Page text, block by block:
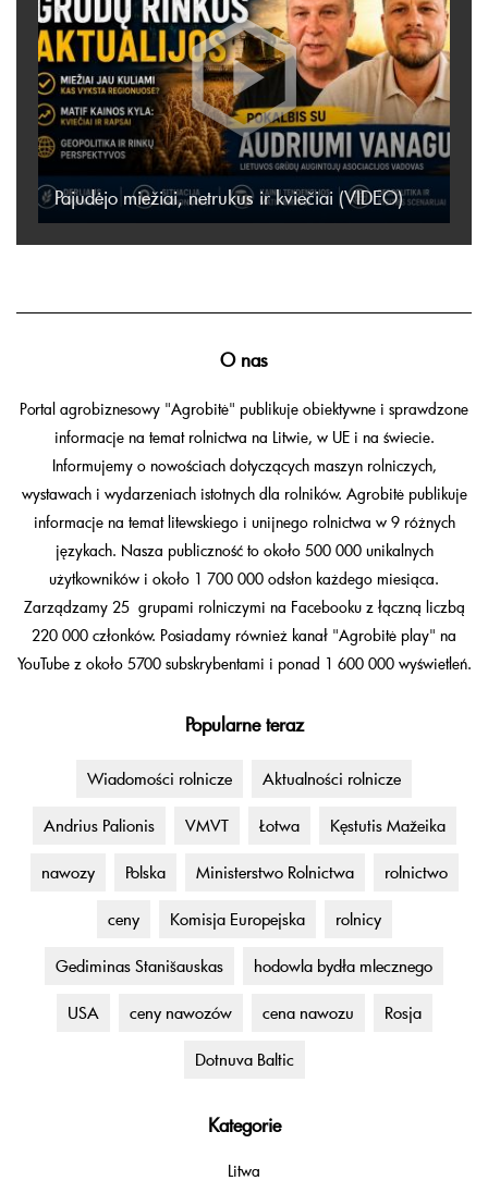
Pajudėjo miežiai, netrukus ir kviečiai (VIDEO)
O nas
Portal agrobiznesowy "Agrobitė" publikuje obiektywne i sprawdzone
informacje na temat rolnictwa na Litwie, w UE i na świecie.
Informujemy o nowościach dotyczących maszyn rolniczych,
wystawach i wydarzeniach istotnych dla rolników. Agrobitė publikuje
informacje na temat litewskiego i unijnego rolnictwa w 9 różnych
językach. Nasza publiczność to około 500 000 unikalnych
użytkowników i około 1 700 000 odsłon każdego miesiąca.
Zarządzamy 25 grupami rolniczymi na Facebooku z łączną liczbą
220 000 członków. Posiadamy również kanał "Agrobitė play" na
YouTube z około 5700 subskrybentami i ponad 1 600 000 wyświetleń.
Popularne teraz
Wiadomości rolnicze Aktualności rolnicze
Andrius Palionis VMVT Łotwa Kęstutis Mažeika
nawozy Polska Ministerstwo Rolnictwa rolnictwo
ceny Komisja Europejska rolnicy
Gediminas Stanišauskas hodowla bydła mlecznego
USA ceny nawozów cena nawozu Rosja
Dotnuva Baltic
Kategorie
Litwa